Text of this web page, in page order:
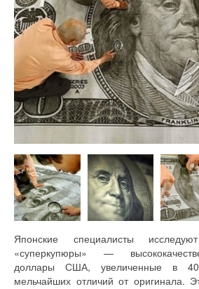
Японские специалисты
«суперкупюры» —
доллары США, увеличенные в
мельчайших отличий от оригинала.